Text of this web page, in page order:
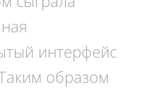
интерфейс
образом